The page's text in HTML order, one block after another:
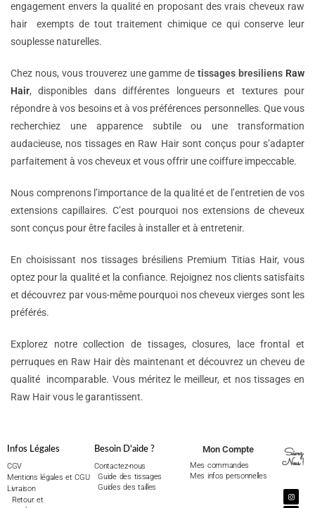
engagement envers la qualité en proposant des vrais cheveux raw
hair exempts de tout traitement chimique ce qui conserve leur
souplesse naturelles.
Chez nous, vous trouverez une gamme detissages bresiliens Raw
Hair, disponibles dans différentes longueurs et textures pour
répondre à vos besoins et à vos préférences personnelles. Que vous
recherchiez une apparence subtile ou une transformation
audacieuse, nos tissages en Raw Hair sont conçus pour s’adapter
parfaitement à vos cheveux et vous offrir une coiffure impeccable.
Nous comprenons l’importance de la qualité et de l’entretien de vos
extensions capillaires. C’est pourquoi nos extensions de cheveux
sont conçus pour être faciles à installer et à entretenir.
En choisissant nos tissages brésiliens Premium Titias Hair, vous
optez pour la qualité et la confiance. Rejoignez nos clients satisfaits
et découvrez par vous-même pourquoi nos cheveux vierges sont les
préférés.
Explorez notre collection de tissages, closures, lace frontal et
perruques en Raw Hair dès maintenant et découvrez un cheveu de
qualité incomparable. Vous méritez le meilleur, et nos tissages en
Raw Hair vous le garantissent.
Infos Légales
CGV
Mentions légales et CGU
Livraison
Retour et
Besoin D'aide ?
Contactez-nous
Guide des tissages
Guides des tailles
Mon Compte
Mes commandes
Mes infos personnelles
Suivez
Nous !